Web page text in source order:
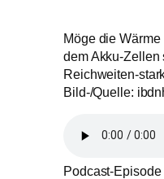
Möge die
dem Akku-Zellen
Reichweiten-
Bild-/Quelle:
Podcast-